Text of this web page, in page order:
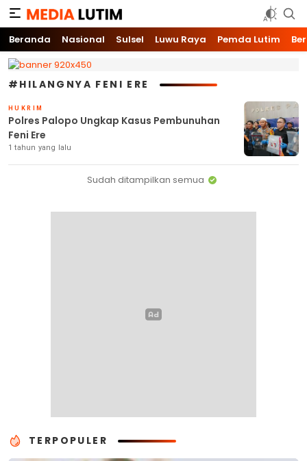
Media Lutim
Info untuk Lutim
Beranda Nasional Sulsel Luwu Raya Pemda Lutim
#HILANGNYA FENI ERE
HUKRIM
Polres Palopo Ungkap Kasus Pembunuhan
Feni Ere
1 tahun yang lalu
Sudah ditampilkan semua
TERPOPULER